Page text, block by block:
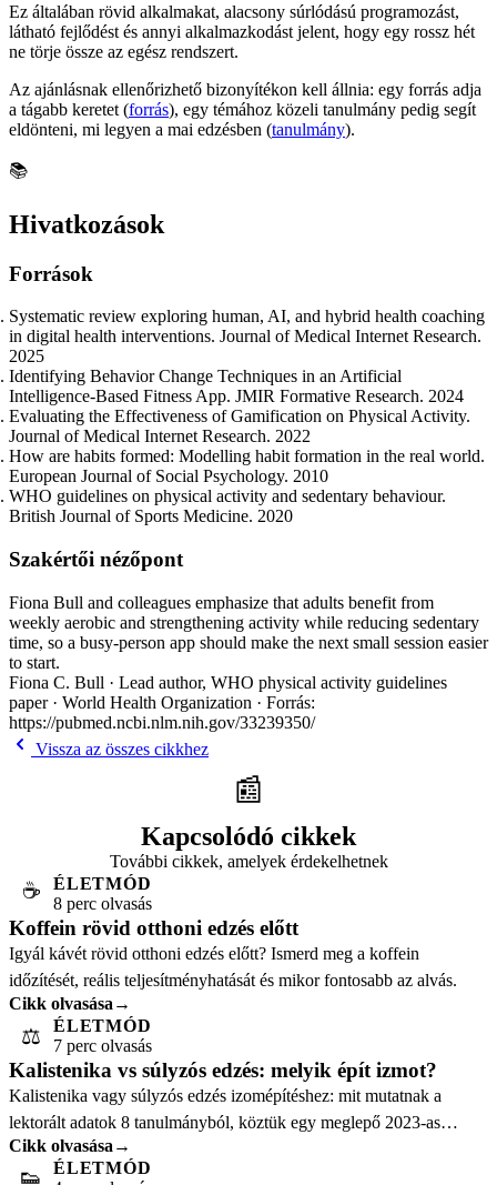
Ez általában rövid alkalmakat, alacsony súrlódású programozást,
látható fejlődést és annyi alkalmazkodást jelent, hogy egy rossz hét
ne törje össze az egész rendszert.
Az ajánlásnak ellenőrizhető bizonyítékon kell állnia: egy forrás adja
a tágabb keretet (forrás), egy témához közeli tanulmány pedig segít
eldönteni, mi legyen a mai edzésben (tanulmány).
📚
Hivatkozások
Források
Systematic review exploring human, AI, and hybrid health coaching
in digital health interventions. Journal of Medical Internet Research.
2025
Identifying Behavior Change Techniques in an Artificial
Intelligence-Based Fitness App. JMIR Formative Research. 2024
Evaluating the Effectiveness of Gamification on Physical Activity.
Journal of Medical Internet Research. 2022
How are habits formed: Modelling habit formation in the real world.
European Journal of Social Psychology. 2010
WHO guidelines on physical activity and sedentary behaviour.
British Journal of Sports Medicine. 2020
Szakértői nézőpont
Fiona Bull and colleagues emphasize that adults benefit from
weekly aerobic and strengthening activity while reducing sedentary
time, so a busy-person app should make the next small session easier
to start.
Fiona C. Bull · Lead author, WHO physical activity guidelines
paper · World Health Organization · Forrás:
https://pubmed.ncbi.nlm.nih.gov/33239350/
Vissza az összes cikkhez
📰
Kapcsolódó cikkek
További cikkek, amelyek érdekelhetnek
☕
ÉLETMÓD
8 perc olvasás
Koffein rövid otthoni edzés előtt
Igyál kávét rövid otthoni edzés előtt? Ismerd meg a koffein
időzítését, reális teljesítményhatását és mikor fontosabb az alvás.
Cikk olvasása →
⚖️
ÉLETMÓD
7 perc olvasás
Kalistenika vs súlyzós edzés: melyik épít izmot?
Kalistenika vagy súlyzós edzés izomépítéshez: mit mutatnak a
lektorált adatok 8 tanulmányból, köztük egy meglepő 2023-as
eredmény az izomminőségről.
Cikk olvasása →
👟
ÉLETMÓD